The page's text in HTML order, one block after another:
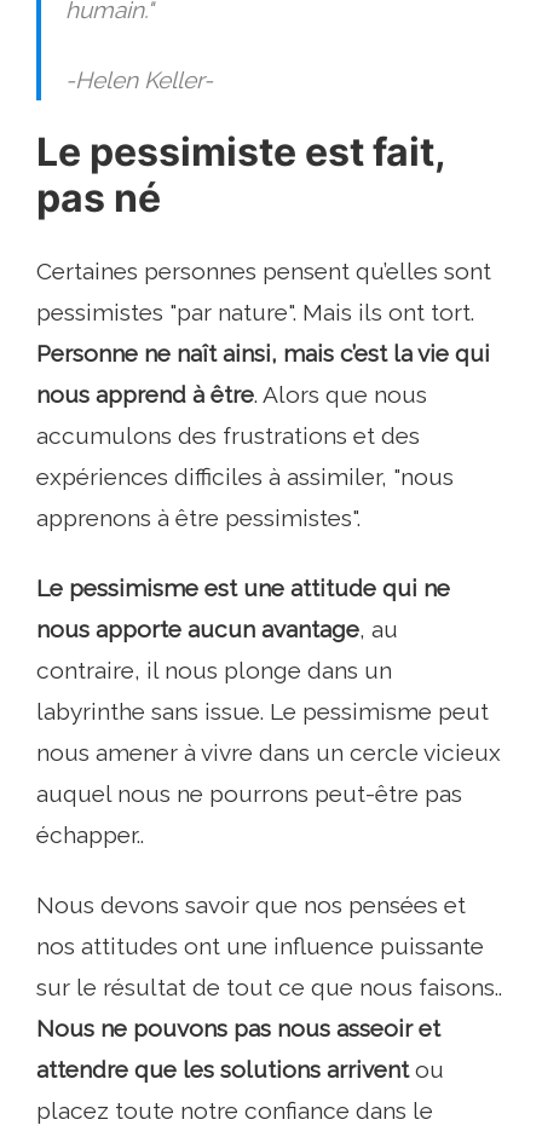
humain."
-Helen Keller-
Le pessimiste est fait,
pas né
Certaines personnes pensent qu’elles sont
pessimistes "par nature". Mais ils ont tort.
Personne ne naît ainsi, mais c’est la vie qui
nous apprend à être. Alors que nous
accumulons des frustrations et des
expériences difficiles à assimiler, "nous
apprenons à être pessimistes".
Le pessimisme est une attitude qui ne
nous apporte aucun avantage, au
contraire, il nous plonge dans un
labyrinthe sans issue. Le pessimisme peut
nous amener à vivre dans un cercle vicieux
auquel nous ne pourrons peut-être pas
échapper..
Nous devons savoir que nos pensées et
nos attitudes ont une influence puissante
sur le résultat de tout ce que nous faisons..
Nous ne pouvons pas nous asseoir et
attendre que les solutions arriventou
placez toute notre confiance dans le